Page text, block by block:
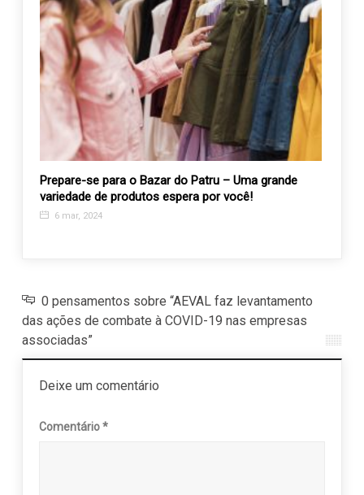
Prepare-se para o Bazar do Patru – Uma grande
variedade de produtos espera por você!
6 mar, 2024
0 pensamentos sobre “AEVAL faz levantamento
das ações de combate à COVID-19 nas empresas
associadas”
Deixe um comentário
Comentário*